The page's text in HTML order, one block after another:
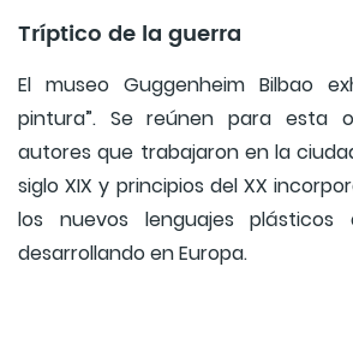
Tríptico de la guerra
El museo Guggenheim Bilbao
pintura”. Se reúnen para esta
autores que trabajaron en la
siglo XIX y principios del XX
los nuevos lenguajes
desarrollando en Europa.